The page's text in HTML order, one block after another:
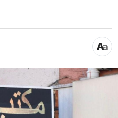
turist sayısında beklenen